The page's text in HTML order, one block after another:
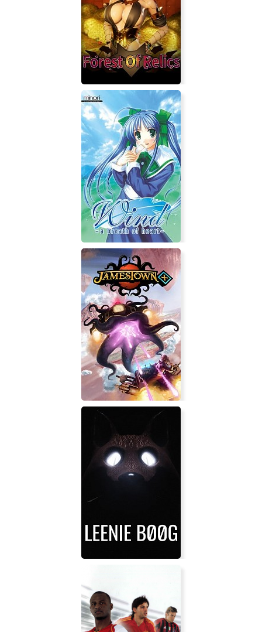
FatalZone
Forest Of Relics
Wind: a Breath of Heart - Re-
gratitude
Jamestown+